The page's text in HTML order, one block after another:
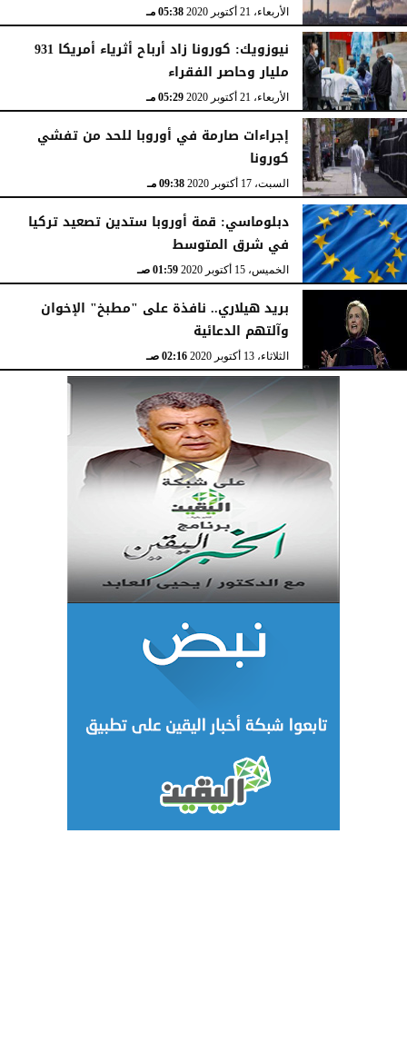
الأربعاء، 21 أكتوبر 2020 05:38 مـ
نيوزويك: كورونا زاد أرباح أثرياء أمريكا 931
مليار وحاصر الفقراء
الأربعاء، 21 أكتوبر 2020 05:29 مـ
إجراءات صارمة في أوروبا للحد من تفشي
كورونا
السبت، 17 أكتوبر 2020 09:38 مـ
دبلوماسي: قمة أوروبا ستدين تصعيد تركيا
في شرق المتوسط
الخميس، 15 أكتوبر 2020 01:59 صـ
بريد هيلاري.. نافذة على "مطبخ" الإخوان
وآلتهم الدعائية
الثلاثاء، 13 أكتوبر 2020 02:16 صـ